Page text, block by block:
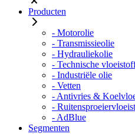
Producten
- Motorolie
- Transmissieolie
- Hydrauliekolie
- Technische
- Industriële olie
- Vetten
- Antivries &
-
- AdBlue
Segmenten